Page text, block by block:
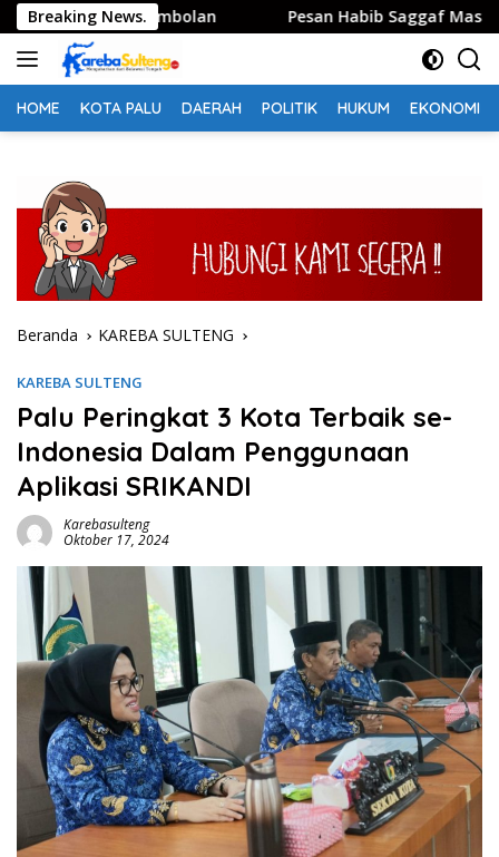
Langsung
ke
konten
Breaking News.
Susumbolan Pesan Habib Saggaf Masih
HOME KOTA PALU DAERAH POLITIK HUKUM EKONOMI
Beranda KAREBA SULTENG
KAREBA SULTENG
Palu Peringkat 3 Kota Terbaik se-
Indonesia Dalam Penggunaan
Aplikasi SRIKANDI
Karebasulteng
Oktober 17, 2024